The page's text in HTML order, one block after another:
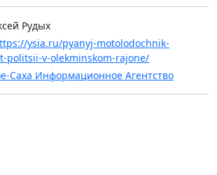
Рудых
ysia.ru/pyanyj-motolodochnik-
politsii-v-olekminskom-rajone/
Саха Информационное Агентство